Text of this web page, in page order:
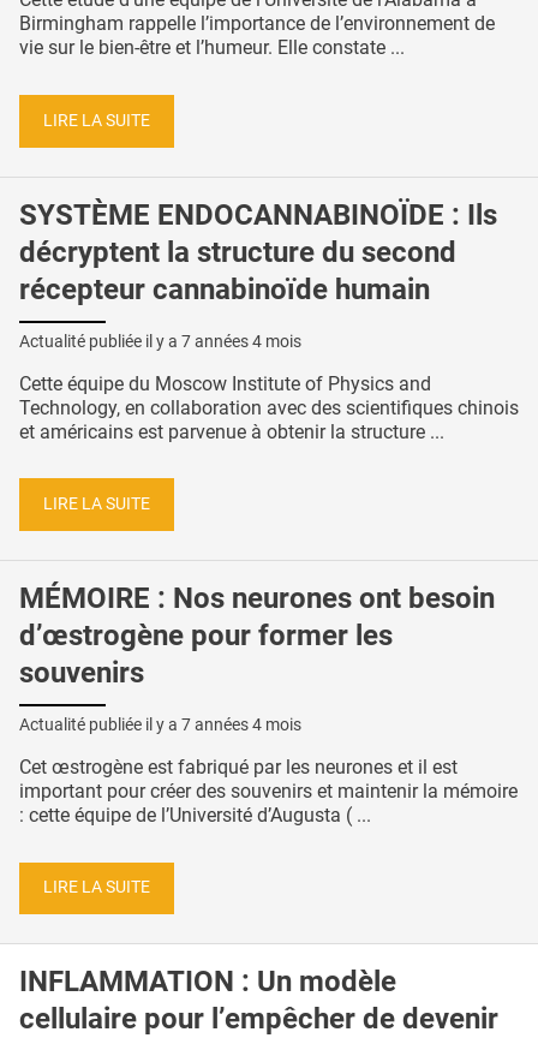
Birmingham rappelle l’importance de l’environnement de
vie sur le bien-être et l’humeur. Elle constate ...
LIRE LA SUITE
SYSTÈME ENDOCANNABINOÏDE : Ils
décryptent la structure du second
récepteur cannabinoïde humain
Actualité publiée il y a 7 années 4 mois
Cette équipe du Moscow Institute of Physics and
Technology, en collaboration avec des scientifiques chinois
et américains est parvenue à obtenir la structure ...
LIRE LA SUITE
MÉMOIRE : Nos neurones ont besoin
d’œstrogène pour former les
souvenirs
Actualité publiée il y a 7 années 4 mois
Cet œstrogène est fabriqué par les neurones et il est
important pour créer des souvenirs et maintenir la mémoire
: cette équipe de l’Université d’Augusta ( ...
LIRE LA SUITE
INFLAMMATION : Un modèle
cellulaire pour l’empêcher de devenir